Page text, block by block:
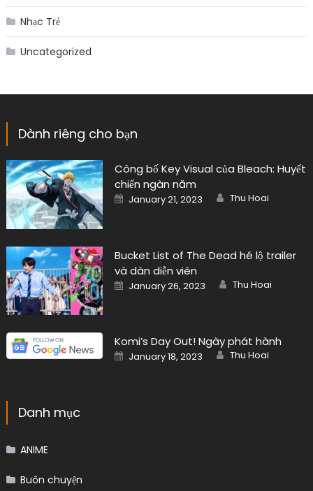
Nhạc Trẻ
Uncategorized
Dành riêng cho bạn
Công bố Key Visual của Bleach: Huyết
chiến ngàn năm
Posted
on
January 21, 2023 Author
Thu Hoai
Bucket List of The Dead hé lộ trailer
và dàn diễn viên
Posted
on
January 26, 2023 Author
Thu Hoai
Komi’s Day Out! Ngày phát hành
Posted
on
January 18, 2023 Author
Thu Hoai
Danh mục
ANIME
Buôn chuyện